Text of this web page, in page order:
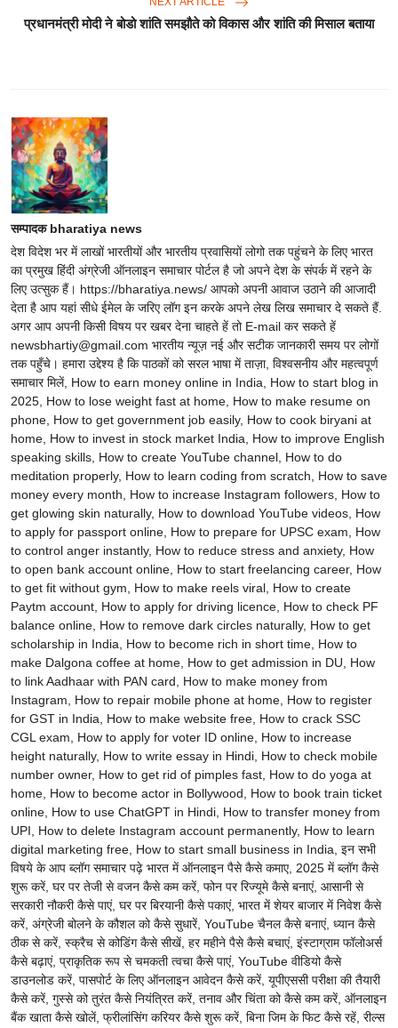
प्रधानमंत्री मोदी ने बोडो शांति समझौते को विकास और शांति की मिसाल बताया
सम्पादक bharatiya news
देश विदेश भर में लाखों भारतीयों और भारतीय प्रवासियों लोगो तक पहुंचने के लिए भारत
का प्रमुख हिंदी अंग्रेजी ऑनलाइन समाचार पोर्टल है जो अपने देश के संपर्क में रहने के
लिए उत्सुक हैं। https://bharatiya.news/ आपको अपनी आवाज उठाने की आजादी
देता है आप यहां सीधे ईमेल के जरिए लॉग इन करके अपने लेख लिख समाचार दे सकते हैं.
अगर आप अपनी किसी विषय पर खबर देना चाहते हें तो E-mail कर सकते हें
newsbhartiy@gmail.com भारतीय न्यूज़ नई और सटीक जानकारी समय पर लोगों
तक पहुँचे। हमारा उद्देश्य है कि पाठकों को सरल भाषा में ताज़ा, विश्वसनीय और महत्वपूर्ण
समाचार मिलें, How to earn money online in India, How to start blog in
2025, How to lose weight fast at home, How to make resume on
phone, How to get government job easily, How to cook biryani at
home, How to invest in stock market India, How to improve English
speaking skills, How to create YouTube channel, How to do
meditation properly, How to learn coding from scratch, How to save
money every month, How to increase Instagram followers, How to
get glowing skin naturally, How to download YouTube videos, How
to apply for passport online, How to prepare for UPSC exam, How
to control anger instantly, How to reduce stress and anxiety, How
to open bank account online, How to start freelancing career, How
to get fit without gym, How to make reels viral, How to create
Paytm account, How to apply for driving licence, How to check PF
balance online, How to remove dark circles naturally, How to get
scholarship in India, How to become rich in short time, How to
make Dalgona coffee at home, How to get admission in DU, How
to link Aadhaar with PAN card, How to make money from
Instagram, How to repair mobile phone at home, How to register
for GST in India, How to make website free, How to crack SSC
CGL exam, How to apply for voter ID online, How to increase
height naturally, How to write essay in Hindi, How to check mobile
number owner, How to get rid of pimples fast, How to do yoga at
home, How to become actor in Bollywood, How to book train ticket
online, How to use ChatGPT in Hindi, How to transfer money from
UPI, How to delete Instagram account permanently, How to learn
digital marketing free, How to start small business in India, इन सभी
विषये के आप ब्लॉग समाचार पढ़े भारत में ऑनलाइन पैसे कैसे कमाए, 2025 में ब्लॉग कैसे
शुरू करें, घर पर तेजी से वजन कैसे कम करें, फोन पर रिज्यूमे कैसे बनाएं, आसानी से
सरकारी नौकरी कैसे पाएं, घर पर बिरयानी कैसे पकाएं, भारत में शेयर बाजार में निवेश कैसे
करें, अंग्रेजी बोलने के कौशल को कैसे सुधारें, YouTube चैनल कैसे बनाएं, ध्यान कैसे
ठीक से करें, स्क्रैच से कोडिंग कैसे सीखें, हर महीने पैसे कैसे बचाएं, इंस्टाग्राम फॉलोअर्स
कैसे बढ़ाएं, प्राकृतिक रूप से चमकती त्वचा कैसे पाएं, YouTube वीडियो कैसे
डाउनलोड करें, पासपोर्ट के लिए ऑनलाइन आवेदन कैसे करें, यूपीएससी परीक्षा की तैयारी
कैसे करें, गुस्से को तुरंत कैसे नियंत्रित करें, तनाव और चिंता को कैसे कम करें, ऑनलाइन
बैंक खाता कैसे खोलें, फ्रीलांसिंग करियर कैसे शुरू करें, बिना जिम के फिट कैसे रहें, रील्स